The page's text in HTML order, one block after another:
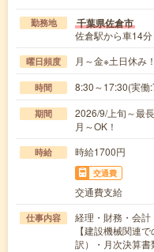
勤務地 千葉県佐倉市
佐倉駅から車14分
曜日頻度 月～金※土日休み！
時間 8:30～17:30(実働
期間
2026/9/上旬～最
月～OK！
時給 時給1700円
交通費
交通費支給
仕事内容
経理・財務・会計
【建設機械関連
訳）・月次決算